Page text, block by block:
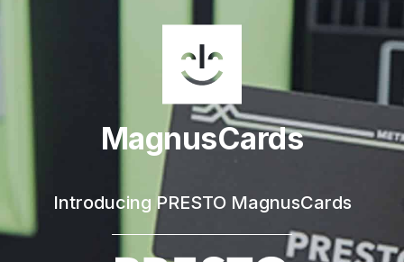
MagnusCards
Introducing PRESTO MagnusCards